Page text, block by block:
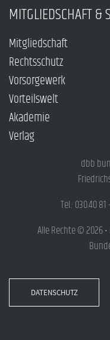
MITGLIEDSCHAFT &
Mitgliedschaft
Rechtsschutz
Vorsorgewerk
Vorteilswelt
Akademie
Verlag
dbb
Tel.: 030.40
Alle Rechte © 2026
DATENSCHUTZ